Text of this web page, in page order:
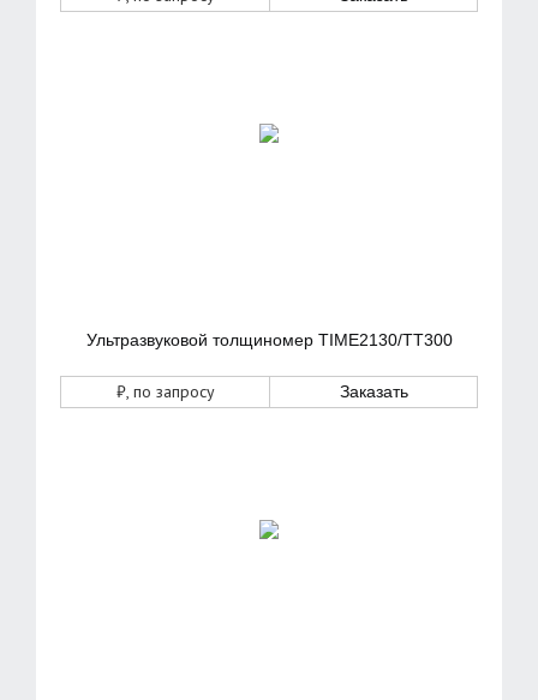
Ультразвуковой толщиномер TIME2130/TT300
₽, по запросу Заказать